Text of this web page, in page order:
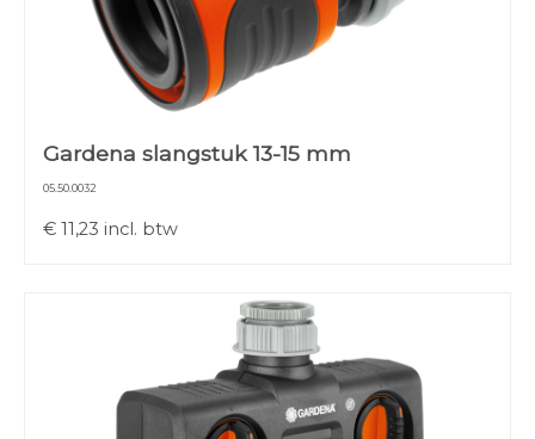
Gardena slangstuk 13-15 mm
05.50.0032
€ 11,23 incl. btw